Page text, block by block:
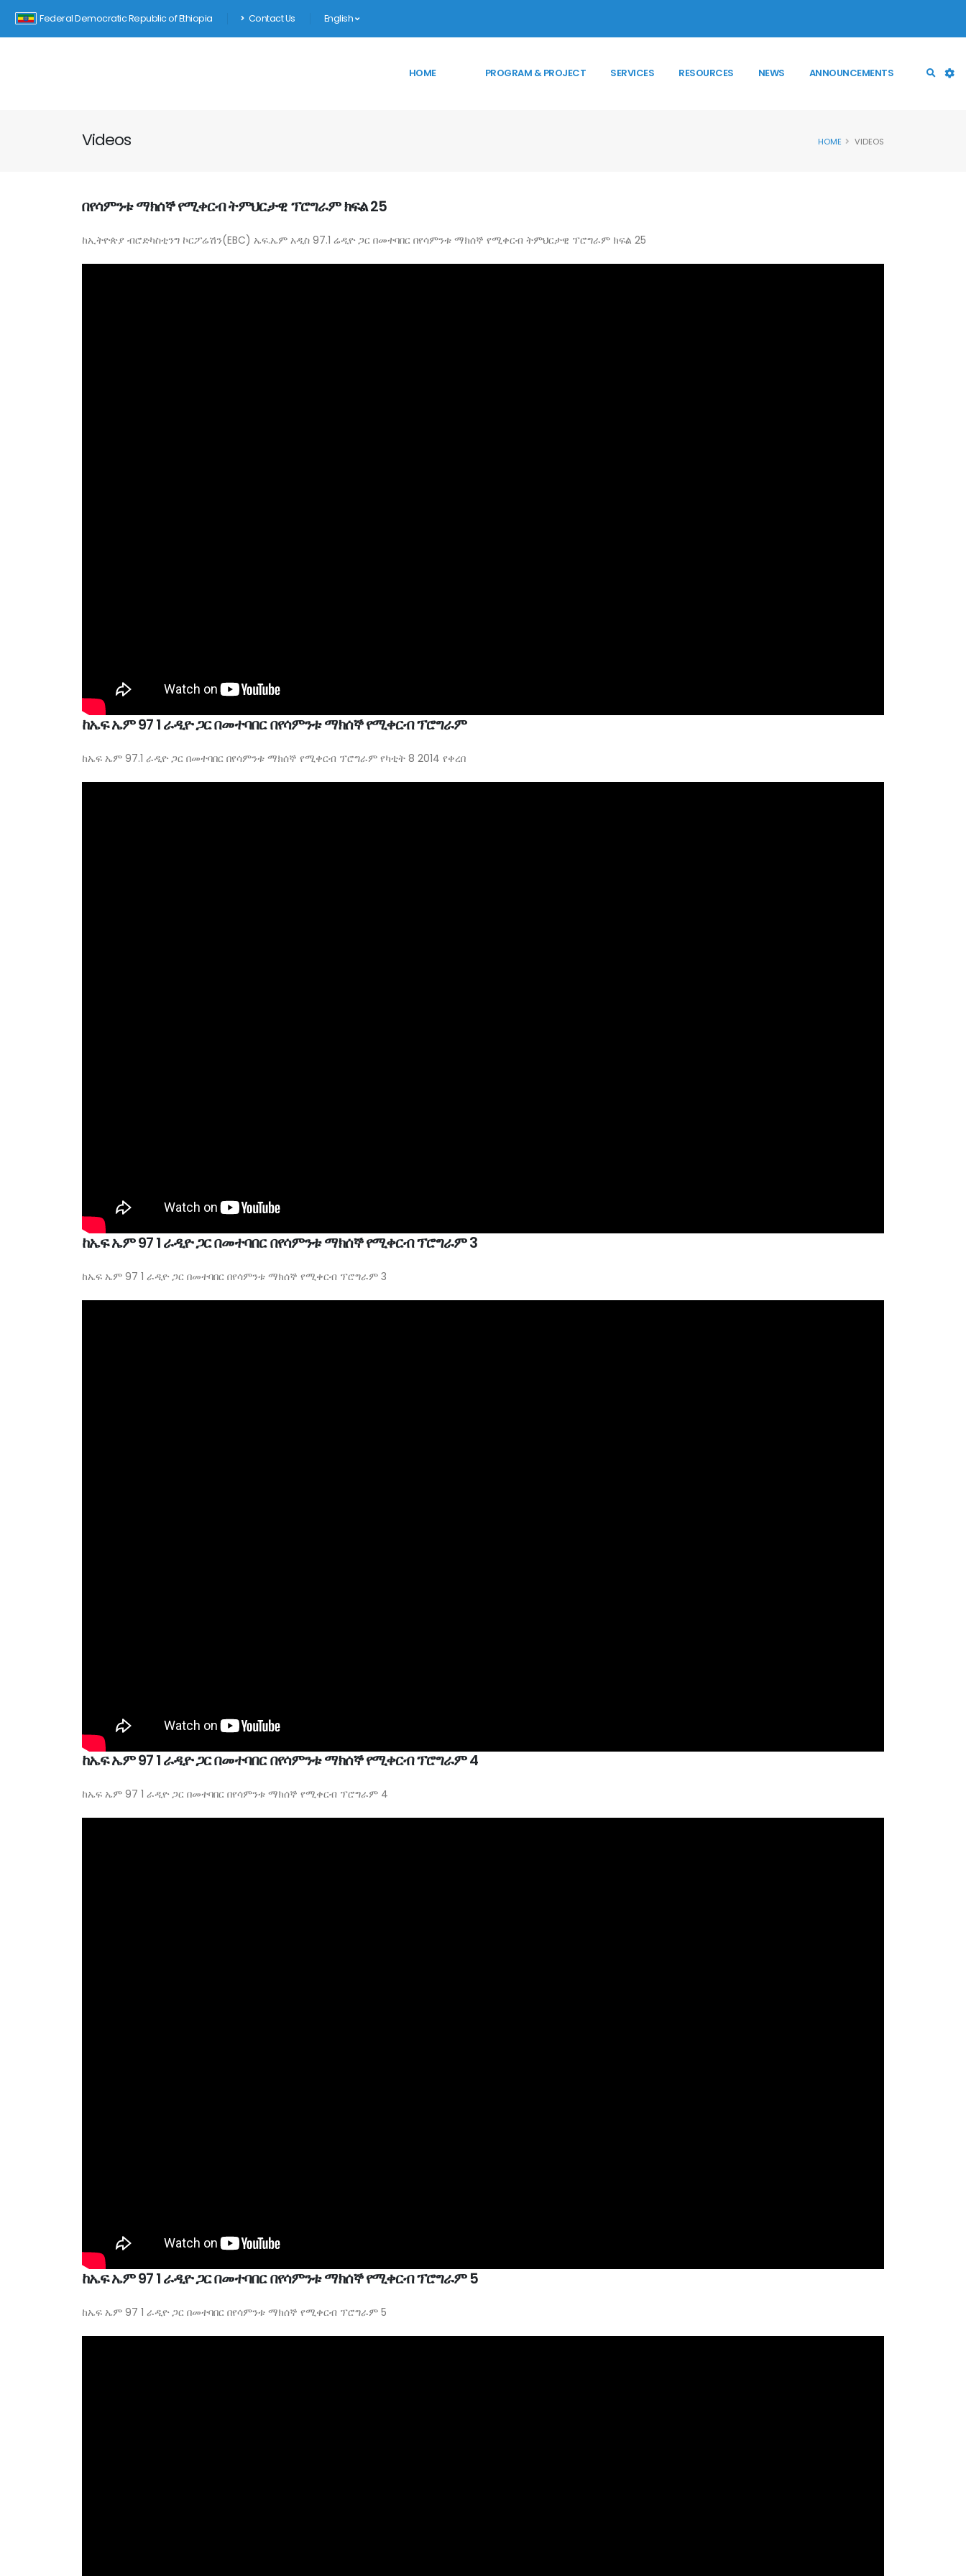
Federal Democratic Republic of Ethiopia Contact Us English
HOME PROGRAM & PROJECT SERVICES RESOURCES NEWS ANNOUNCEMENTS
Videos HOME VIDEOS
በየሳምንቱ ማክሰኞ የሚቀርብ ትምህርታዊ ፕሮግራም ክፍል 25
ከኢትዮጵያ ብሮድካስቲንግ ኮርፖሬሽን(EBC) ኤፍ.ኤም አዲስ 97.1 ሬዲዮ ጋር በመተባበር በየሳምንቱ ማክሰኞ የሚቀርብ ትምህርታዊ ፕሮግራም ክፍል 25
ከኤፍ ኤም 97 1 ራዲዮ ጋር በመተባበር በየሳምንቱ ማክሰኞ የሚቀርብ ፕሮግራም
ከኤፍ ኤም 97.1 ራዲዮ ጋር በመተባበር በየሳምንቱ ማክሰኞ የሚቀርብ ፕሮግራም የካቲት 8 2014 የቀረበ
ከኤፍ ኤም 97 1 ራዲዮ ጋር በመተባበር በየሳምንቱ ማክሰኞ የሚቀርብ ፕሮግራም 3
ከኤፍ ኤም 97 1 ራዲዮ ጋር በመተባበር በየሳምንቱ ማክሰኞ የሚቀርብ ፕሮግራም 3
ከኤፍ ኤም 97 1 ራዲዮ ጋር በመተባበር በየሳምንቱ ማክሰኞ የሚቀርብ ፕሮግራም 4
ከኤፍ ኤም 97 1 ራዲዮ ጋር በመተባበር በየሳምንቱ ማክሰኞ የሚቀርብ ፕሮግራም 4
ከኤፍ ኤም 97 1 ራዲዮ ጋር በመተባበር በየሳምንቱ ማክሰኞ የሚቀርብ ፕሮግራም 5
ከኤፍ ኤም 97 1 ራዲዮ ጋር በመተባበር በየሳምንቱ ማክሰኞ የሚቀርብ ፕሮግራም 5